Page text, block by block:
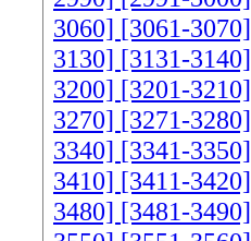
3060] [3061-3070]
3130] [3131-3140]
3200] [3201-3210]
3270] [3271-3280]
3340] [3341-3350]
3410] [3411-3420]
3480] [3481-3490]